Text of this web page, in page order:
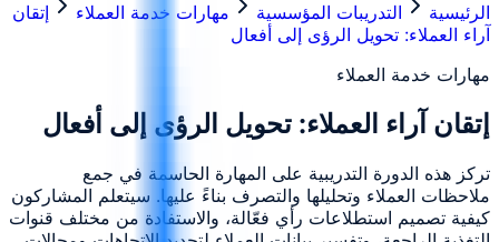
الرئيسية التدريبات المؤسسية مهارات خدمة العملاء
إتقان
آراء العملاء: تحويل الرؤى إلى أفعال
مهارات خدمة العملاء
إتقان آراء العملاء: تحويل الرؤى إلى أفعال
تركز هذه الدورة التدريبية على المهارة الحاسمة في جمع
ملاحظات العملاء وتحليلها والتصرف بناءً عليها. سيتعلم المشاركون
كيفية تصميم استطلاعات رأي فعّالة، والاستفادة من مختلف قنوات